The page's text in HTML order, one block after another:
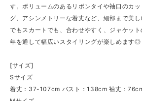
す。ボリュームのあるリボンタイや袖口のカ
グ、アシンメトリーな着丈など、細部まで美
でもスカートでも、合わせやすく、ジャケッ
年を通して幅広いスタイリングが楽しめます◎
[サイズ]
Sサイズ
着丈：37-107cm バスト：138cm 袖丈：